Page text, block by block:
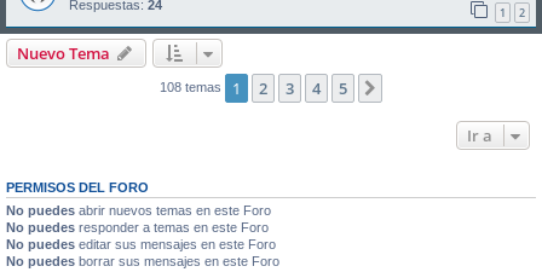
Respuestas: 24 1 2
Nuevo Tema
108 temas 1 2 3 4 5
Ir a
PERMISOS DEL FORO
No puedes abrir nuevos temas en este Foro
No puedes responder a temas en este Foro
No puedes editar sus mensajes en este Foro
No puedes borrar sus mensajes en este Foro